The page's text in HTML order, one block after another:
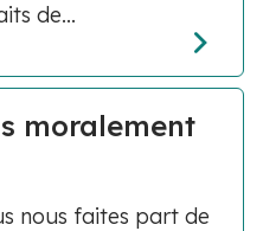
de...
moralement
nous faites part de